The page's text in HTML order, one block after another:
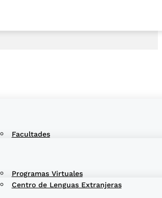
Facultades
Centro de Lenguas Extranjeras
Programas Virtuales